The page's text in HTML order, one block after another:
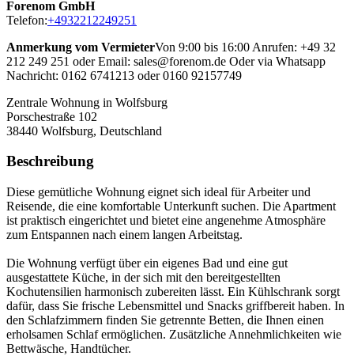
Forenom GmbH
Telefon:+4932212249251
Anmerkung vom VermieterVon 9:00 bis 16:00 Anrufen: +49 32
212 249 251 oder Email: sales@forenom.de Oder via Whatsapp
Nachricht: 0162 6741213 oder 0160 92157749
Zentrale Wohnung in Wolfsburg
Porschestraße 102
38440 Wolfsburg, Deutschland
Beschreibung
Diese gemütliche Wohnung eignet sich ideal für Arbeiter und
Reisende, die eine komfortable Unterkunft suchen. Die Apartment
ist praktisch eingerichtet und bietet eine angenehme Atmosphäre
zum Entspannen nach einem langen Arbeitstag.
Die Wohnung verfügt über ein eigenes Bad und eine gut
ausgestattete Küche, in der sich mit den bereitgestellten
Kochutensilien harmonisch zubereiten lässt. Ein Kühlschrank sorgt
dafür, dass Sie frische Lebensmittel und Snacks griffbereit haben. In
den Schlafzimmern finden Sie getrennte Betten, die Ihnen einen
erholsamen Schlaf ermöglichen. Zusätzliche Annehmlichkeiten wie
Bettwäsche, Handtücher.